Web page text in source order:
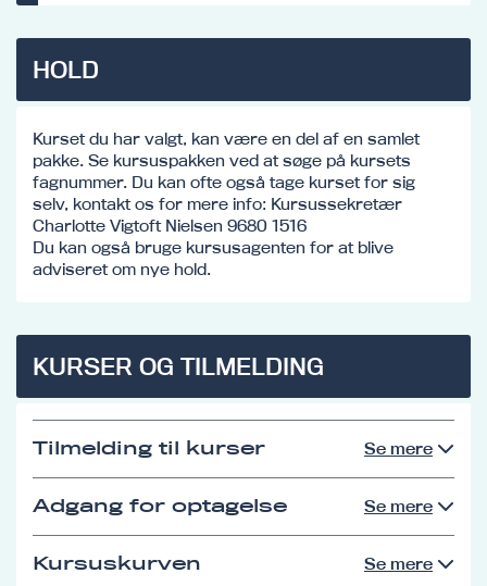
HOLD
Kurset du har valgt, kan være en del af en samlet
pakke. Se kursuspakken ved at søge på kursets
fagnummer. Du kan ofte også tage kurset for sig
selv, kontakt os for mere info: Kursussekretær
Charlotte Vigtoft Nielsen 9680 1516
Du kan også bruge kursusagenten for at blive
adviseret om nye hold.
KURSER OG TILMELDING
Tilmelding til kurser Se mere
Adgang for optagelse Se mere
Kursuskurven Se mere